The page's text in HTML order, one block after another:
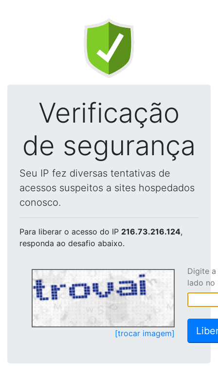
Verificação
de segurança
Seu IP fez diversas tentativas de
acessos suspeitos a sites hospedados
conosco.
Para liberar o acesso do IP 216.73.216.124,
responda ao desafio abaixo.
[trocar imagem]
Digite
lado no